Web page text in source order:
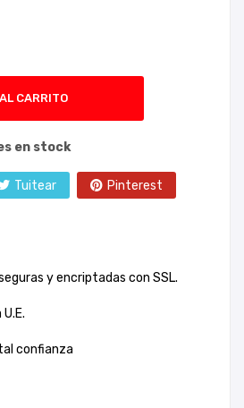
CARRITO
en stock
Tuitear Pinterest
y encriptadas con SSL.
confianza